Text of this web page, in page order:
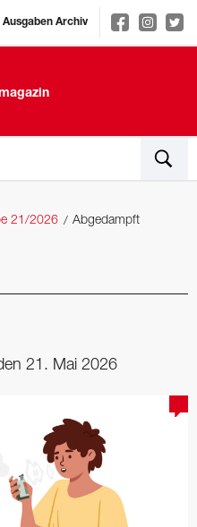
Ausgaben Archiv
21/2026 Abgedampft
21. Mai 2026